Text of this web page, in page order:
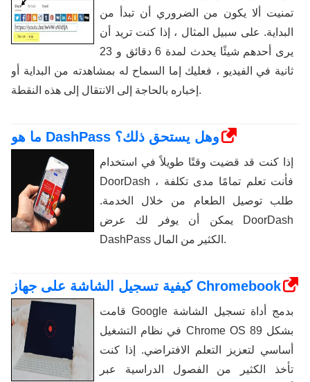
تمنيت ألا يكون من الضروري أن تبدأ من
البداية. على سبيل المثال ، إذا كنت تريد أن
يرى أحدهم شيئًا يحدث لمدة 6 دقائق و 23
ثانية في الفيديو ، فعليك إما السماح له بمشاهدته من البداية أو
إخباره بالحاجة إلى الانتقال إلى هذه النقطة.
ما هو DashPass وهل يستحق ذلك؟
إذا كنت قد قضيت وقتًا طويلاً في استخدام
DoorDash ، فأنت تعلم تمامًا مدى تكلفة
طلب توصيل الطعام من خلال الخدمة.
يمكن أن يوفر لك عرض DoorDash
DashPass الكثير من المال.
كيفية تسجيل الشاشة على جهاز Chromebook
قامت Google بدمج أداة تسجيل الشاشة
في نظام التشغيل Chrome OS 89 بشكل
أساسي لتعزيز التعلم الافتراضي. إذا كنت
تأخذ الكثير من الفصول الدراسية عبر